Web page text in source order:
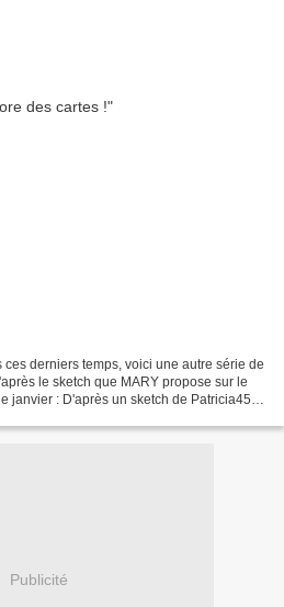
derniers temps, voici une autre série de
le sketch que MARY propose sur le
janvier : D'après un sketch de Patricia45 :
Publicité